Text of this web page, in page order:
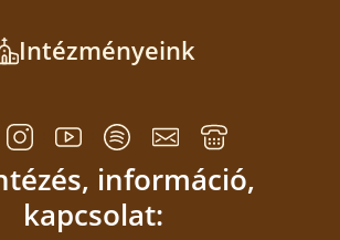
Intézményeink
információ,
kapcsolat: